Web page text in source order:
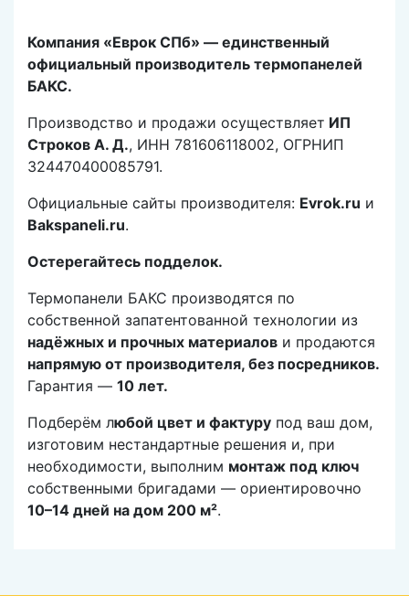
Компания «Еврок СПб» — единственный
официальный производитель термопанелей
БАКС.
Производство и продажи осуществляет ИП
Строков А. Д., ИНН 781606118002, ОГРНИП
324470400085791.
Официальные сайты производителя: Evrok.ru и
Bakspaneli.ru.
Остерегайтесь подделок.
Термопанели БАКС производятся по
собственной запатентованной технологии из
надёжных и прочных материалов и продаются
напрямую от производителя, без посредников.
Гарантия — 10 лет.
Подберём любой цвет и фактуру под ваш дом,
изготовим нестандартные решения и, при
необходимости, выполним монтаж под ключ
собственными бригадами — ориентировочно
10–14 дней на дом 200 м².